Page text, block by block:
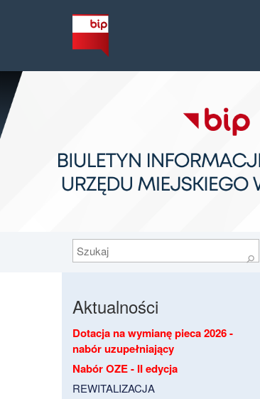
Szukaj
⚲
Aktualności
Dotacja na wymianę pieca 2026 -
nabór uzupełniający
Nabór OZE - II edycja
REWITALIZACJA